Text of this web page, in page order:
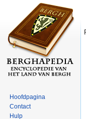
Hoofdpagina
Contact
Hulp